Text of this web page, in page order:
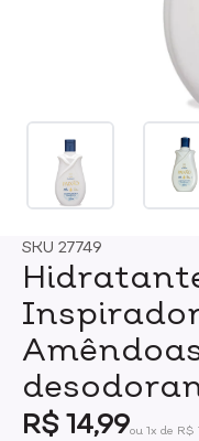
SKU 27749
R$ 14,99ou 1x de R$